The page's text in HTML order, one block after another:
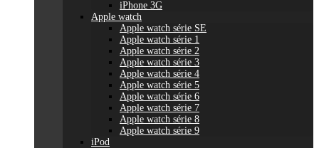
iPhone 3G
Apple watch
Apple watch série SE
Apple watch série 1
Apple watch série 2
Apple watch série 3
Apple watch série 4
Apple watch série 5
Apple watch série 6
Apple watch série 7
Apple watch série 8
Apple watch série 9
iPod